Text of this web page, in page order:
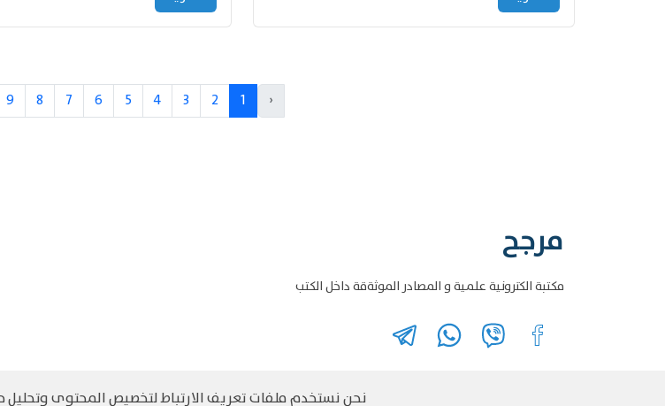
‹
1
2
3
4
5
6
7
8
9
مرجح
مكتبة الكترونية علمية و المصادر الموثةقة داخل الكتب
©حقوق الطبع والنشر مرجح جميع الحقوق
نحن نستخدم ملفات تعريف الارتباط لتخصيص المحتوى وتحليل